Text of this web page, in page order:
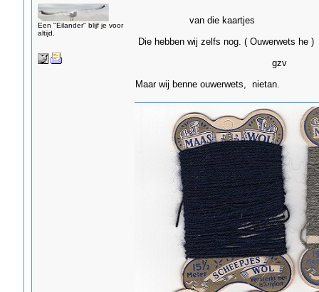
Een "Eilander" blijf je voor
altijd.
van die kaartjes
Die hebben wij zelfs nog. ( Ouwerwets he )
gzv
Maar wij benne ouwerwets, nietan.